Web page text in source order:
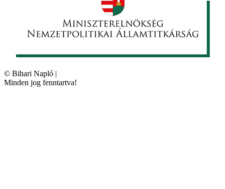
© Bihari Napló |
Minden jog fenntartva!